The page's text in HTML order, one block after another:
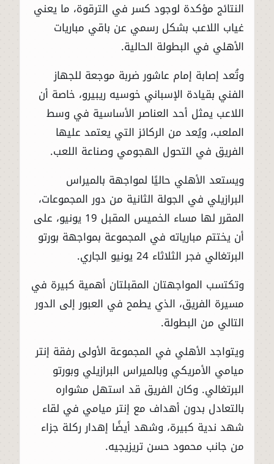
النتائج مؤكدة لوجود كسر في الترقوة، ما يعني
غياب اللاعب بشكل رسمي عن باقي مباريات
الأهلي في البطولة الحالية.
وتُعد إصابة إمام عاشور ضربة موجعة للجهاز
الفني بقيادة الإسباني خوسيه ريبيرو، خاصة أن
اللاعب يمثل أحد العناصر الأساسية في وسط
الملعب، ويُعد من الركائز التي يعتمد عليها
الفريق في التحول الهجومي وصناعة اللعب.
ويستعد الأهلي حاليًا لمواجهة بالميراس
البرازيلي في الجولة الثانية من دور المجموعات،
المقرر لها مساء الخميس المقبل 19 يونيو، على
أن يختتم مبارياته في المجموعة بمواجهة بورتو
البرتغالي فجر الثلاثاء 24 يونيو الجاري.
وتكتسب المواجهتان المقبلتان أهمية كبيرة في
مسيرة الفريق، الذي يطمح في العبور إلى الدور
التالي من البطولة.
ويتواجد الأهلي في المجموعة الأولى رفقة إنتر
ميامي الأمريكي وبالميراس البرازيلي وبورتو
البرتغالي. وكان الفريق قد استهل مشواره
بالتعادل بدون أهداف مع إنتر ميامي في لقاء
شهد ندية كبيرة، وشهد أيضًا إهدار ركلة جزاء
من جانب محمود حسن تريزيجيه.